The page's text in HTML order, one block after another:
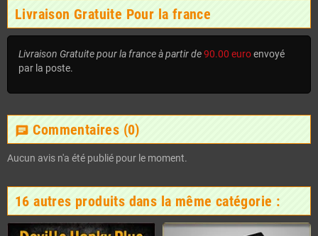
Livraison Gratuite Pour la france
Livraison Gratuite pour la france à partir de90.00 euroenvoyé
par la poste.
chat Commentaires (0)
Aucun avis n'a été publié pour le moment.
16 autres produits dans la même catégorie :